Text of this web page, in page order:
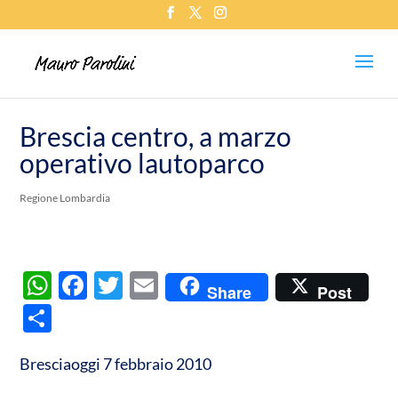
Brescia centro, a marzo
operativo lautoparco
Regione Lombardia
W
s
F
b
T
er
E
Share Post
n
Bresciaoggi 7 febbraio 2010